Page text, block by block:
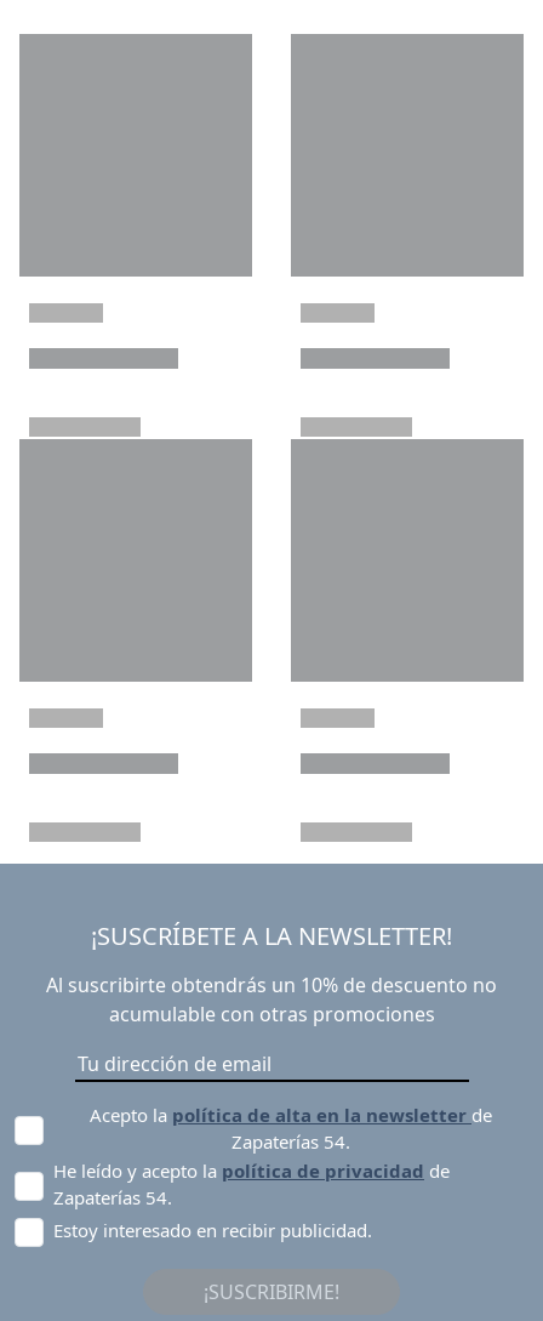
¡SUSCRÍBETE A LA NEWSLETTER!
Al suscribirte obtendrás un 10% de descuento no
acumulable con otras promociones
Acepto la política de alta en la newsletter de
Zapaterías 54.
He leído y acepto la política de privacidad de
Zapaterías 54.
Estoy interesado en recibir publicidad.
¡SUSCRIBIRME!